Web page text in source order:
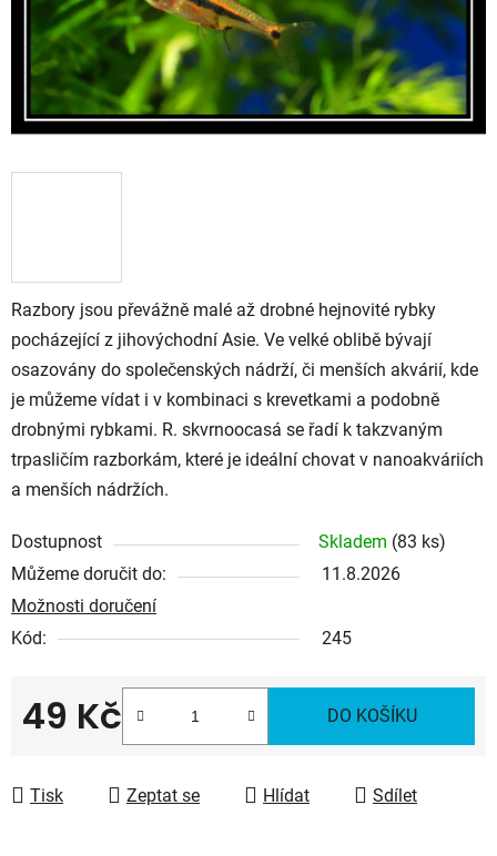
Razbory jsou převážně malé až drobné hejnovité rybky
pocházející z jihovýchodní Asie. Ve velké oblibě bývají
osazovány do společenských nádrží, či menších akvárií, kde
je můžeme vídat i v kombinaci s krevetkami a podobně
drobnými rybkami. R. skvrnoocasá se řadí k takzvaným
trpasličím razborkám, které je ideální chovat v nanoakváriích
a menších nádržích.
Dostupnost Skladem (83 ks)
Můžeme doručit do:
11.8.2026
Možnosti doručení
Kód:
245
49 Kč DO KOŠÍKU
Tisk Zeptat se Hlídat Sdílet